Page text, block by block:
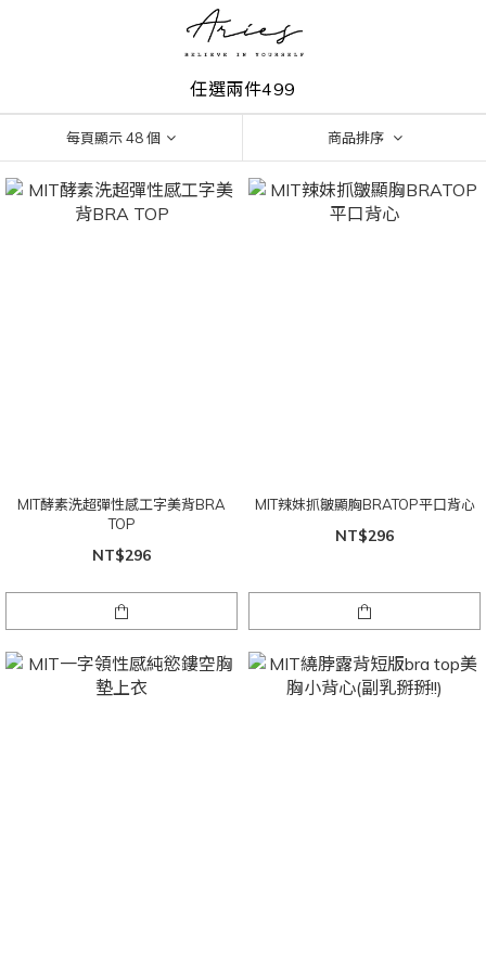
任選兩件499
每頁顯示 48 個 商品排序
MIT酵素洗超彈性感工字美背BRA
TOP
NT$296
MIT辣妹抓皺顯胸BRATOP平口背心
NT$296